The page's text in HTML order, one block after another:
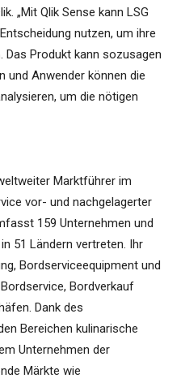
„Mit Qlik Sense kann LSG
nutzen, um ihre
Produkt kann sozusagen
und Anwender können die
um die nötigen
Marktführer im
vor- und nachgelagerter
159 Unternehmen und
51 Ländern vertreten. Ihr
Bordserviceequipment und
Bordverkauf
Dank des
Bereichen kulinarische
Unternehmen der
Märkte wie